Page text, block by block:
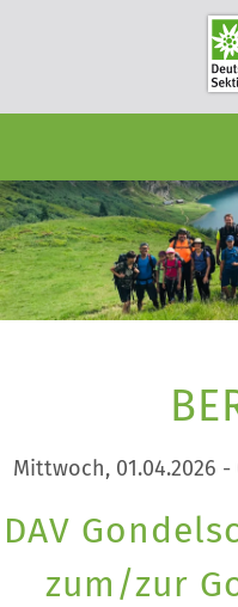
Mittwoch, 01.04.2026 -
DAV
zum/zur